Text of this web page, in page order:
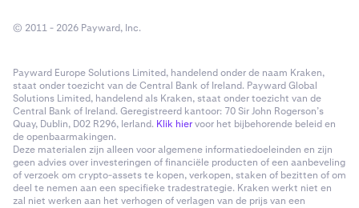
© 2011 - 2026 Payward, Inc.
Payward Europe Solutions Limited, handelend onder de naam Kraken,
staat onder toezicht van de Central Bank of Ireland. Payward Global
Solutions Limited, handelend als Kraken, staat onder toezicht van de
Central Bank of Ireland. Geregistreerd kantoor: 70 Sir John Rogerson’s
Quay, Dublin, D02 R296, Ierland. Klik hiervoor het bijbehorende beleid en
de openbaarmakingen.
Deze materialen zijn alleen voor algemene informatiedoeleinden en zijn
geen advies over investeringen of financiële producten of een aanbeveling
of verzoek om crypto-assets te kopen, verkopen, staken of bezitten of om
deel te nemen aan een specifieke tradestrategie. Kraken werkt niet en
zal niet werken aan het verhogen of verlagen van de prijs van een